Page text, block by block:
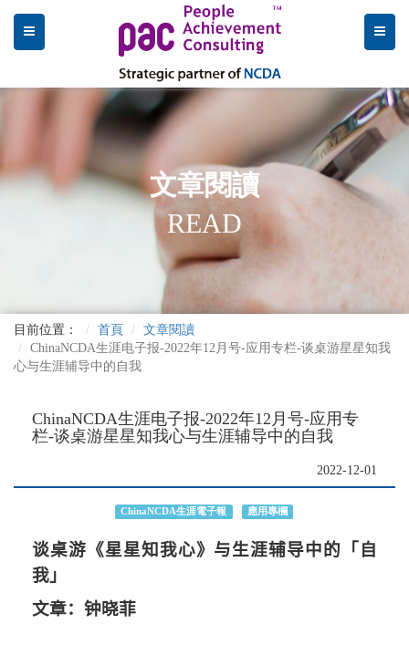
文章閱讀
READ
目前位置： 首頁
文章閱讀
ChinaNCDA生涯电子报-2022年12月号-应用专栏-谈桌游星星知我
心与生涯辅导中的自我
ChinaNCDA生涯电子报-2022年12月号-应用专
栏-谈桌游星星知我心与生涯辅导中的自我
2022-12-01
ChinaNCDA生涯電子報 應用專欄
谈桌游《星星知我心》与生涯辅导中的「自
我」
文章：钟晓菲